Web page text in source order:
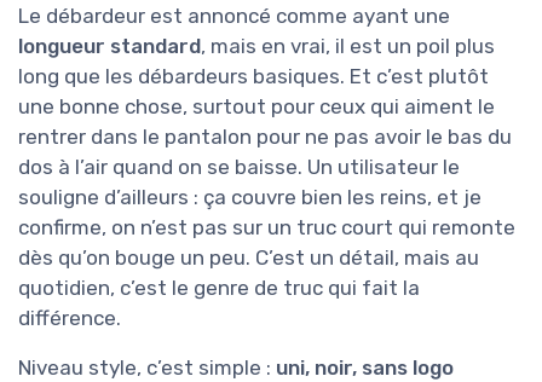
Le débardeur est annoncé comme ayant une
longueur standard, mais en vrai, il est un poil plus
long que les débardeurs basiques. Et c’est plutôt
une bonne chose, surtout pour ceux qui aiment le
rentrer dans le pantalon pour ne pas avoir le bas du
dos à l’air quand on se baisse. Un utilisateur le
souligne d’ailleurs : ça couvre bien les reins, et je
confirme, on n’est pas sur un truc court qui remonte
dès qu’on bouge un peu. C’est un détail, mais au
quotidien, c’est le genre de truc qui fait la
différence.
Niveau style, c’est simple : uni, noir, sans logo